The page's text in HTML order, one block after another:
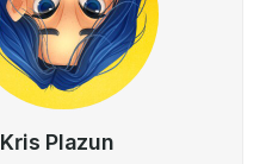
Kris Plazun